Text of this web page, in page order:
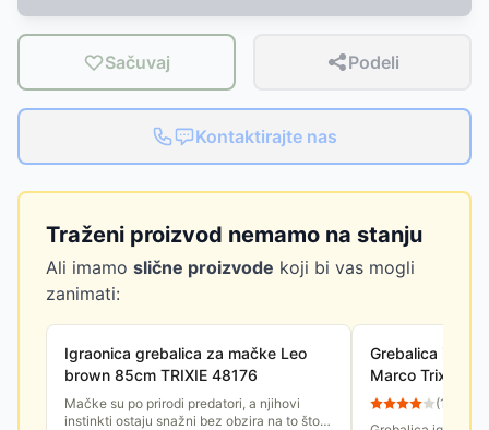
Sačuvaj Podeli
Kontaktirajte nas
Traženi proizvod nemamo na stanju
Ali imamo slične proizvode koji bi vas mogli
zanimati:
Igraonica grebalica za mačke Leo
brown 85cm TRIXIE 48176
Mačke su po prirodi predatori, a njihovi
instinkti ostaju snažni bez obzira na to što
Grebalica
Marco Trixie
(12